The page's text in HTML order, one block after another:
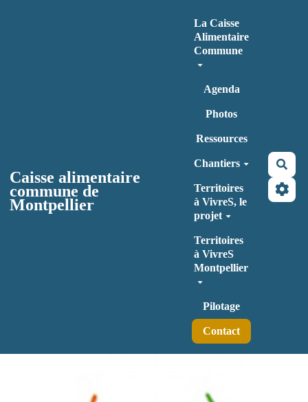
Caisse alimentaire
commune de
Montpellier
La Caisse
Alimentaire
Commune
Agenda
Photos
Ressources
Chantiers
Territoires
à VivreS, le
projet
Territoires
à VivreS
Montpellier
Pilotage
Contact